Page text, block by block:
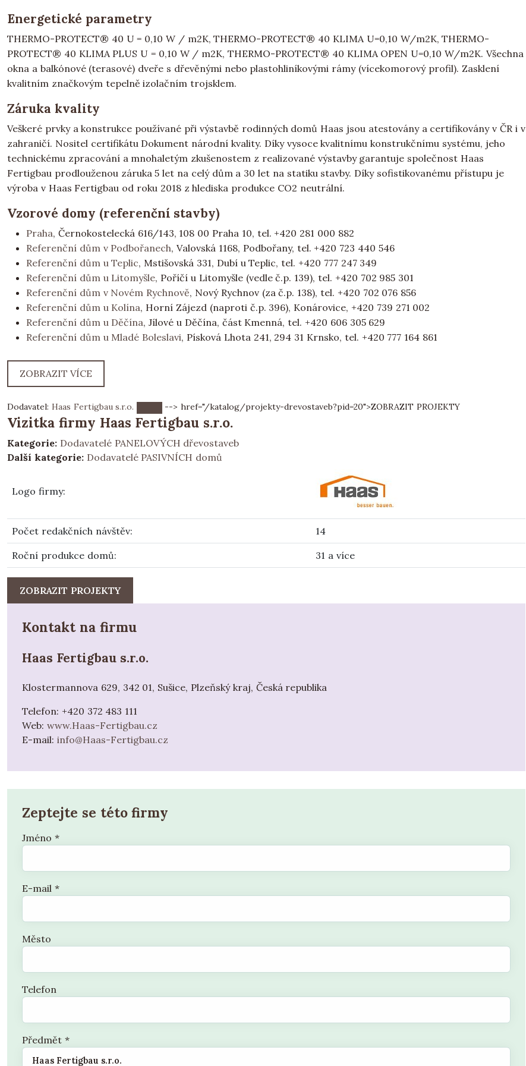
Energetické parametry
THERMO-PROTECT® 40 U = 0,10 W / m2K, THERMO-PROTECT® 40 KLIMA U=0,10 W/m2K, THERMO-
PROTECT® 40 KLIMA PLUS U = 0,10 W / m2K, THERMO-PROTECT® 40 KLIMA OPEN U=0,10 W/m2K. Všechna
okna a balkónové (terasové) dveře s dřevěnými nebo plastohliníkovými rámy (vícekomorový profil). Zasklení
kvalitním značkovým tepelně izolačním trojsklem.
Záruka kvality
Veškeré prvky a konstrukce používané při výstavbě rodinných domů Haas jsou atestovány a certifikovány v ČR i v
zahraničí. Nositel certifikátu Dokument národní kvality. Díky vysoce kvalitnímu konstrukčnímu systému, jeho
technickému zpracování a mnohaletým zkušenostem z realizované výstavby garantuje společnost Haas
Fertigbau prodlouženou záruka 5 let na celý dům a 30 let na statiku stavby. Díky sofistikovanému přístupu je
výroba v Haas Fertigbau od roku 2018 z hlediska produkce CO2 neutrální.
Vzorové domy (referenční stavby)
Praha, Černokostelecká 616/143, 108 00 Praha 10, tel. +420 281 000 882
Referenční dům v Podbořanech, Valovská 1168, Podbořany, tel. +420 723 440 546
Referenční dům u Teplic, Mstišovská 331, Dubí u Teplic, tel. +420 777 247 349
Referenční dům u Litomyšle, Poříčí u Litomyšle (vedle č.p. 139), tel. +420 702 985 301
Referenční dům v Novém Rychnově, Nový Rychnov (za č.p. 138), tel. +420 702 076 856
Referenční dům u Kolína, Horní Zájezd (naproti č.p. 396), Konárovice, +420 739 271 002
Referenční dům u Děčína, Jílové u Děčína, část Kmenná, tel. +420 606 305 629
Referenční dům u Mladé Boleslavi, Písková Lhota 241, 294 31 Krnsko, tel. +420 777 164 861
ZOBRAZIT VÍCE
Dodavatel: Haas Fertigbau s.r.o. --> href="/katalog/projekty-drevostaveb?pid=20">ZOBRAZIT PROJEKTY
Vizitka firmy Haas Fertigbau s.r.o.
Kategorie: Dodavatelé PANELOVÝCH dřevostaveb
Další kategorie: Dodavatelé PASIVNÍCH domů
Logo firmy:
Počet redakčních návštěv: 14
Roční produkce domů: 31 a více
ZOBRAZIT PROJEKTY
Kontakt na firmu
Haas Fertigbau s.r.o.
Klostermannova 629, 342 01, Sušice, Plzeňský kraj, Česká republika
Telefon: +420 372 483 111
Web: www.Haas-Fertigbau.cz
E-mail: info@Haas-Fertigbau.cz
Zeptejte se této firmy
Jméno *
E-mail *
Město
Telefon
Předmět *